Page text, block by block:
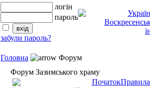
логін
пароль
забули пароль?
Головна
Форум
Форум Зазимського храму
ПочатокПравила